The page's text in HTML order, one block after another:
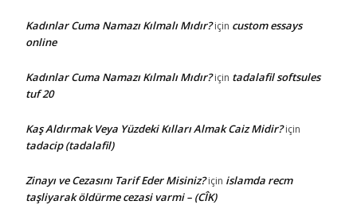
Kadınlar Cuma Namazı Kılmalı Mıdır?için custom essays
online
Kadınlar Cuma Namazı Kılmalı Mıdır?için tadalafil softsules
tuf 20
Kaş Aldırmak Veya Yüzdeki Kılları Almak Caiz Midir?için
tadacip (tadalafil)
Zinayı ve Cezasını Tarif Eder Misiniz?için islamda recm
taşliyarak öldürme cezasi varmi – (CÎK)